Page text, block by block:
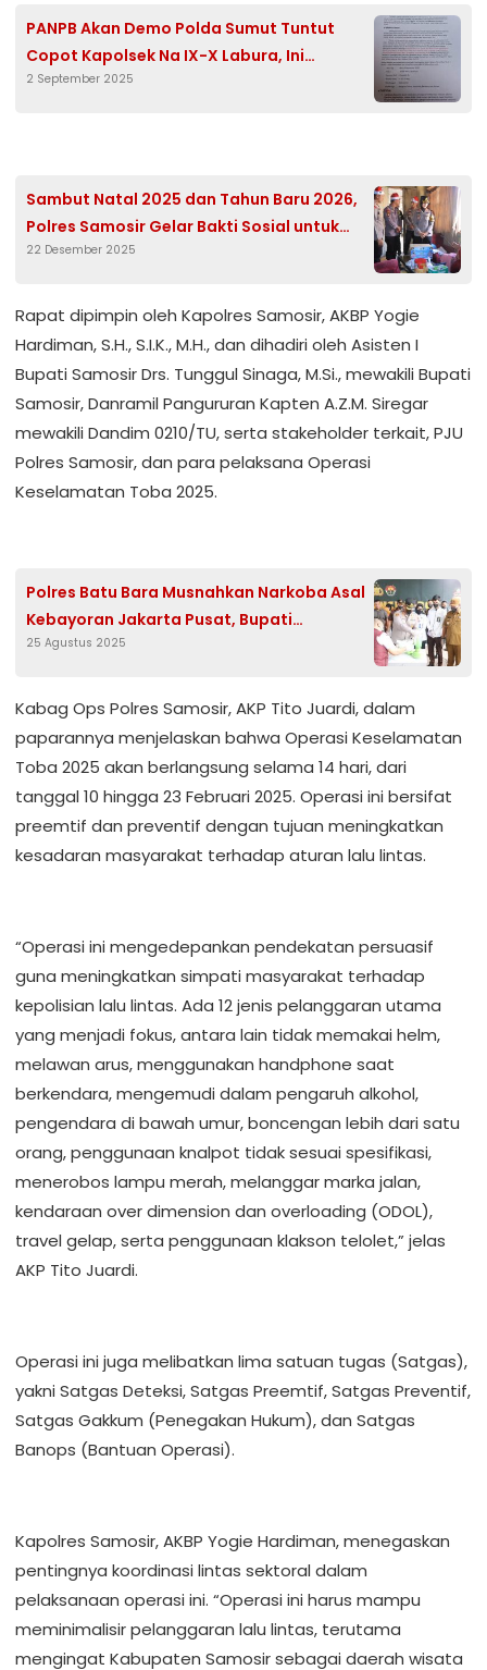
PANPB Akan Demo Polda Sumut Tuntut
Copot Kapolsek Na IX-X Labura, Ini
Alasannya
2 September 2025
Sambut Natal 2025 dan Tahun Baru 2026,
Polres Samosir Gelar Bakti Sosial untuk
Lansia dan Anak Disabilitas
22 Desember 2025
Rapat dipimpin oleh Kapolres Samosir, AKBP Yogie
Hardiman, S.H., S.I.K., M.H., dan dihadiri oleh Asisten I
Bupati Samosir Drs. Tunggul Sinaga, M.Si., mewakili Bupati
Samosir, Danramil Pangururan Kapten A.Z.M. Siregar
mewakili Dandim 0210/TU, serta stakeholder terkait, PJU
Polres Samosir, dan para pelaksana Operasi
Keselamatan Toba 2025.
Polres Batu Bara Musnahkan Narkoba Asal
Kebayoran Jakarta Pusat, Bupati
Sampaikan Apresiasi
25 Agustus 2025
Kabag Ops Polres Samosir, AKP Tito Juardi, dalam
paparannya menjelaskan bahwa Operasi Keselamatan
Toba 2025 akan berlangsung selama 14 hari, dari
tanggal 10 hingga 23 Februari 2025. Operasi ini bersifat
preemtif dan preventif dengan tujuan meningkatkan
kesadaran masyarakat terhadap aturan lalu lintas.
“Operasi ini mengedepankan pendekatan persuasif
guna meningkatkan simpati masyarakat terhadap
kepolisian lalu lintas. Ada 12 jenis pelanggaran utama
yang menjadi fokus, antara lain tidak memakai helm,
melawan arus, menggunakan handphone saat
berkendara, mengemudi dalam pengaruh alkohol,
pengendara di bawah umur, boncengan lebih dari satu
orang, penggunaan knalpot tidak sesuai spesifikasi,
menerobos lampu merah, melanggar marka jalan,
kendaraan over dimension dan overloading (ODOL),
travel gelap, serta penggunaan klakson telolet,” jelas
AKP Tito Juardi.
Operasi ini juga melibatkan lima satuan tugas (Satgas),
yakni Satgas Deteksi, Satgas Preemtif, Satgas Preventif,
Satgas Gakkum (Penegakan Hukum), dan Satgas
Banops (Bantuan Operasi).
Kapolres Samosir, AKBP Yogie Hardiman, menegaskan
pentingnya koordinasi lintas sektoral dalam
pelaksanaan operasi ini. “Operasi ini harus mampu
meminimalisir pelanggaran lalu lintas, terutama
mengingat Kabupaten Samosir sebagai daerah wisata